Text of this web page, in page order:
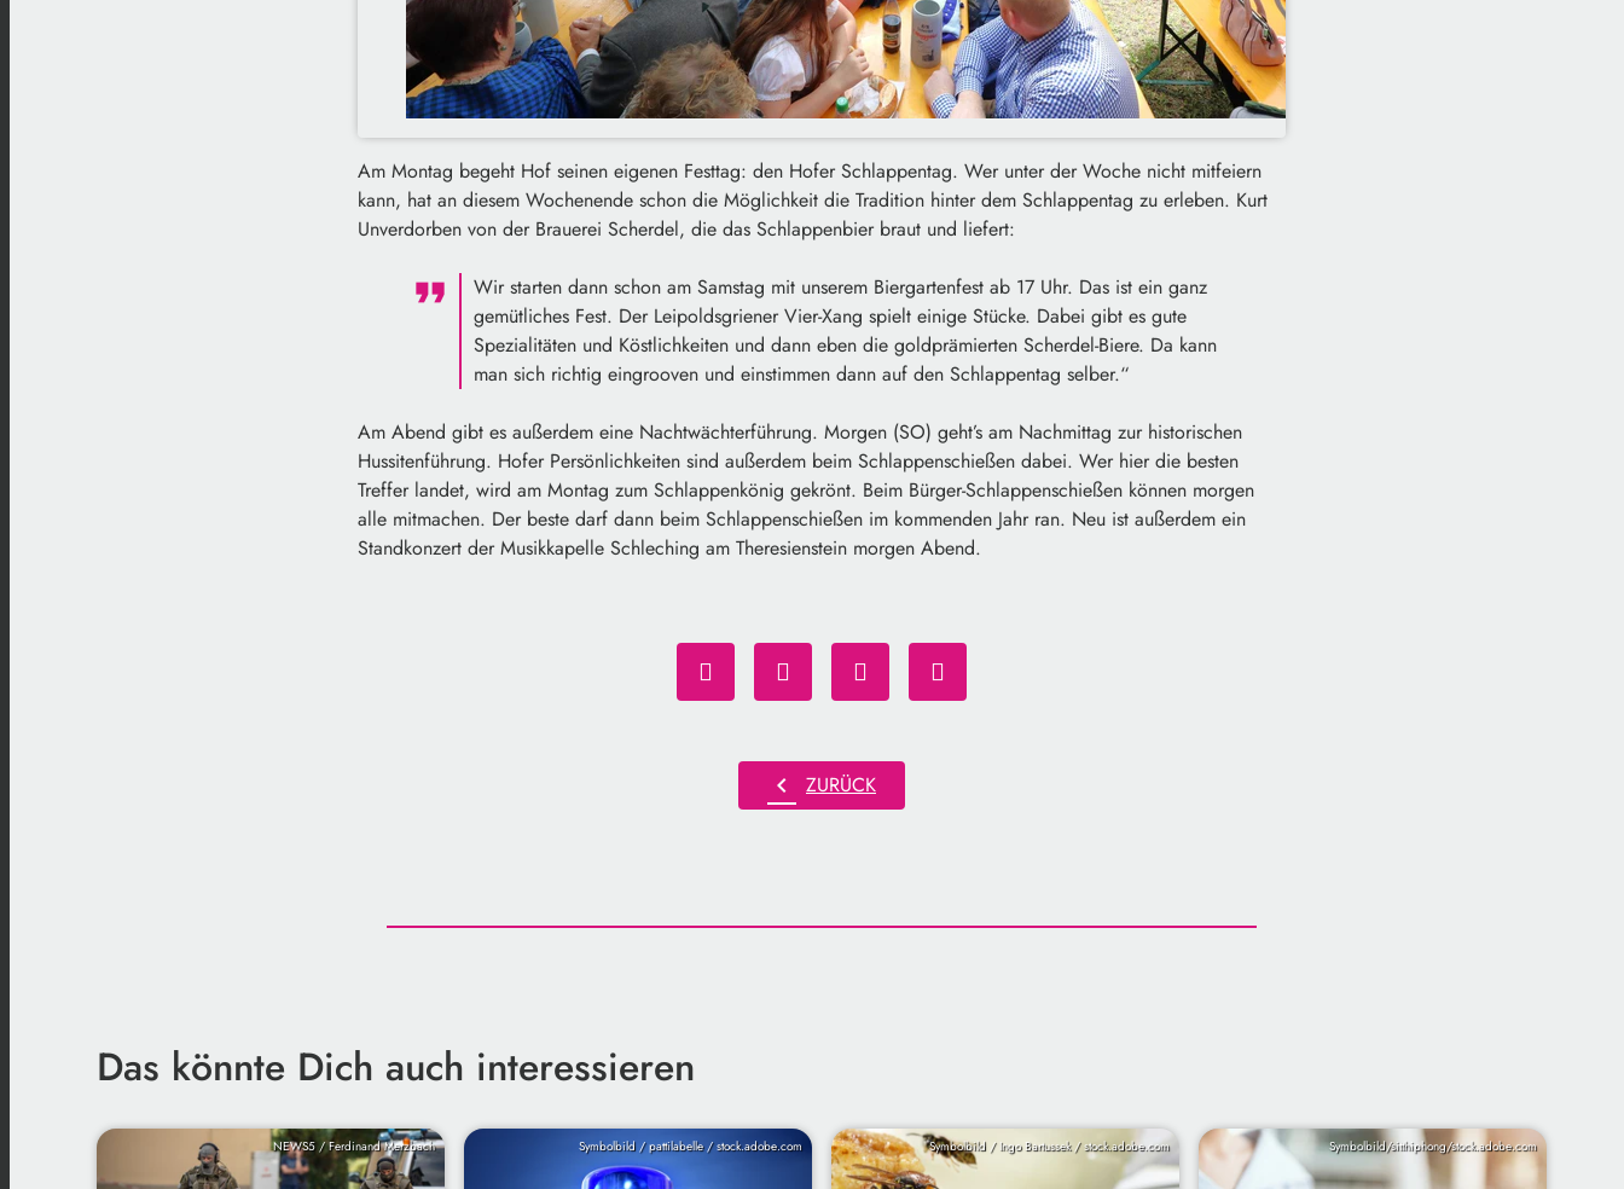
Am Montag begeht Hof seinen eigenen Festtag: den Hofer Schlappentag. Wer unter der Woche nicht mitfeiern
kann, hat an diesem Wochenende schon die Möglichkeit die Tradition hinter dem Schlappentag zu erleben. Kurt
Unverdorben von der Brauerei Scherdel, die das Schlappenbier braut und liefert:
Wir starten dann schon am Samstag mit unserem Biergartenfest ab 17 Uhr. Das ist ein ganz
gemütliches Fest. Der Leipoldsgriener Vier-Xang spielt einige Stücke. Dabei gibt es gute
Spezialitäten und Köstlichkeiten und dann eben die goldprämierten Scherdel-Biere. Da kann
man sich richtig eingrooven und einstimmen dann auf den Schlappentag selber.“
Am Abend gibt es außerdem eine Nachtwächterführung. Morgen (SO) geht’s am Nachmittag zur historischen
Hussitenführung. Hofer Persönlichkeiten sind außerdem beim Schlappenschießen dabei. Wer hier die besten
Treffer landet, wird am Montag zum Schlappenkönig gekrönt. Beim Bürger-Schlappenschießen können morgen
alle mitmachen. Der beste darf dann beim Schlappenschießen im kommenden Jahr ran. Neu ist außerdem ein
Standkonzert der Musikkapelle Schleching am Theresienstein morgen Abend.
chevron_left ZURÜCK
Das könnte Dich auch interessieren
NEWS5 / Ferdinand Merzbach Symbolbild / pattilabelle / stock.adobe.com Symbolbild / Ingo Bartussek / stock.adobe.com Symbolbild/sitthiphong/stock.adobe.com